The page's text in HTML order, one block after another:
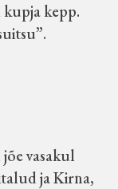
kepp.
vasakul
ja Kirna,